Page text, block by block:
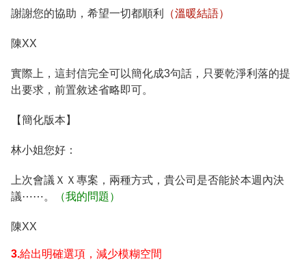
謝謝您的協助，希望一切都順利 （溫暖結語）
陳XX
實際上，這封信完全可以簡化成3句話，只要乾淨利落的提
出要求，前置敘述省略即可。
【簡化版本】
林小姐您好：
上次會議ＸＸ專案，兩種方式，貴公司是否能於本週內決
議⋯⋯。
（我的問題）
陳XX
3.給出明確選項，減少模糊空間